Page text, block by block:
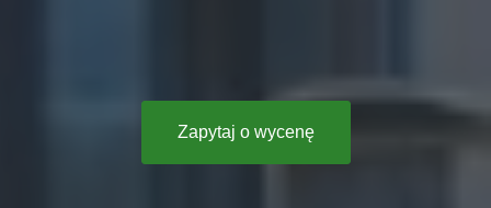
Zapytaj o wycenę